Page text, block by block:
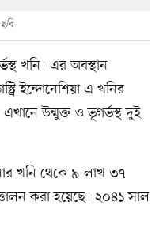
খনি। এর অবস্থান
ইন্দোনেশিয়া এ খনির
উন্মুক্ত ও ভূগর্ভস্থ দুই
খনি থেকে ৯ লাখ ৩৭
করা হয়েছে। ২০৪১ সাল